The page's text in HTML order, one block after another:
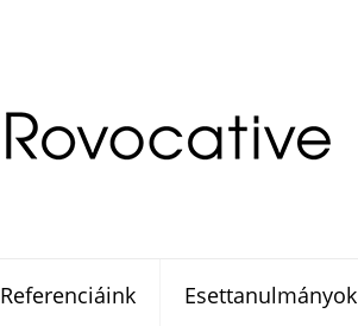
Referenciáink Esettanulmányok